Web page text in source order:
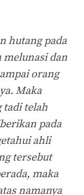
hutang pada
melunasi dan
orang
Maka
tadi telah
pada
ahli
tersebut
maka
namanya